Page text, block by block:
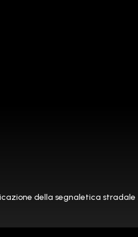
della segnaletica stradale